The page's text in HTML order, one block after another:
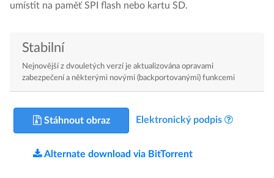
umístit na paměť SPI flash nebo kartu SD.
Stabilní
Nejnovější z dvouletých verzí je aktualizována opravami
zabezpečení a některými novými (backportovanými) funkcemi
Stáhnout obraz Elektronický podpis
Alternate download via BitTorrent